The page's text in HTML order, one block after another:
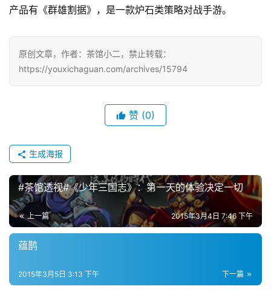
手
游
戏
单
休
闲
游
戏
5
产品有《群雄割据》，是一款炉石类策略对战手游。
原创文章，作者：茶馆小二，禁止转载：
https://youxichaguan.com/archives/15794
赞 (0)
生成海报
#茶馆透视#《少年三国志》：第一天的体验决定一切
上一篇 2015年3月4日 7:46 下午
蕴鹊
下一篇
2015年3月5日 3:13 下午